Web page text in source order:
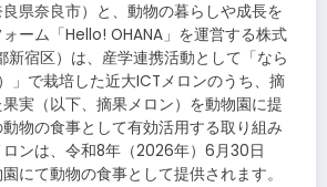
県奈良市）と、動物の暮らしや成長を
ーム「Hello! OHANA」を運営する株式
新宿区）は、産学連携活動として「なら
」で栽培した近大ICTメロンのうち、摘
実（以下、摘果メロン）を動物園に提
物の食事として有効活用する取り組み
ンは、令和8年（2026年）6月30日
園にて動物の食事として提供されます。